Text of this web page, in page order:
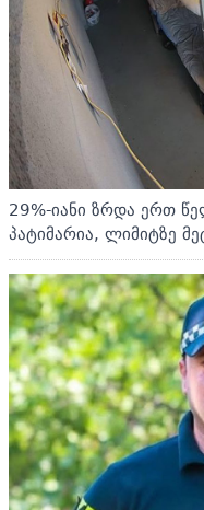
29%-იანი ზრდა ერთ
პატიმარია, ლიმიტზე